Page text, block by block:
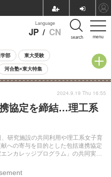
menu
Language
JP / CN search
学部 東大受験
河合塾×東大特集
学受験 小学校受験
去問 人気記事
協定を締結…理工系
研究施設の共同利用や理工系女子育
への寄与を目的とした包括連携協定
ンカレッジプログラム」の共同実施
2024.9.19 Thu 16:55